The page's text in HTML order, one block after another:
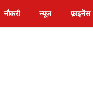
नौकरी न्यूज फ़ाइनेंस